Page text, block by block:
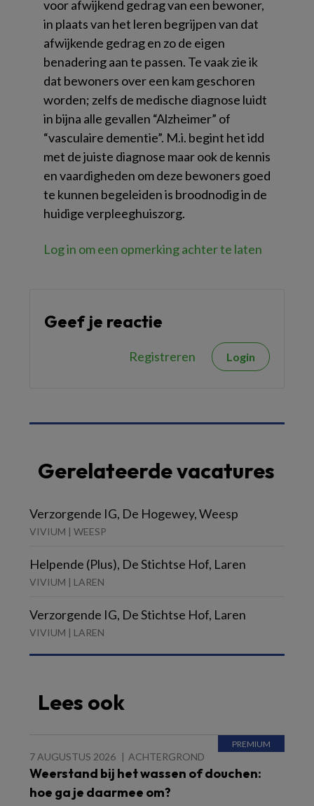
voor afwijkend gedrag van een bewoner,
in plaats van het leren begrijpen van dat
afwijkende gedrag en zo de eigen
benadering aan te passen. Te vaak zie ik
dat bewoners over een kam geschoren
worden; zelfs de medische diagnose luidt
in bijna alle gevallen “Alzheimer” of
“vasculaire dementie”. M.i. begint het idd
met de juiste diagnose maar ook de kennis
en vaardigheden om deze bewoners goed
te kunnen begeleiden is broodnodig in de
huidige verpleeghuiszorg.
Log in om een opmerking achter te laten
Geef je reactie
Registreren Login
Gerelateerde vacatures
Verzorgende IG, De Hogewey, Weesp
VIVIUM | WEESP
Helpende (Plus), De Stichtse Hof, Laren
VIVIUM | LAREN
Verzorgende IG, De Stichtse Hof, Laren
VIVIUM | LAREN
Lees ook
7 AUGUSTUS 2026 ACHTERGROND
Weerstand bij het wassen of douchen:
hoe ga je daarmee om?